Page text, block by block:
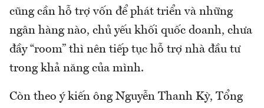
cũng cần hỗ trợ vốn để phát triển và những
ngân hàng nào, chủ yếu khối quốc doanh, chưa
đầy “room” thì nên tiếp tục hỗ trợ nhà đầu tư
trong khả năng của mình.
Còn theo ý kiến ông Nguyễn Thanh Kỳ, Tổng